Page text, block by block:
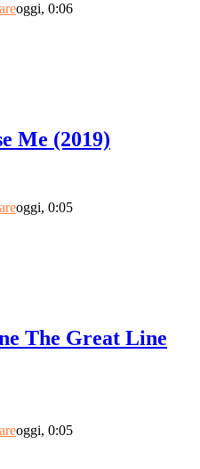
oggi, 0:06
Me (2019)
oggi, 0:05
The Great Line
oggi, 0:05